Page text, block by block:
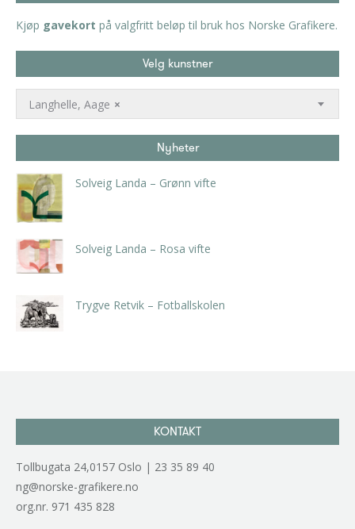
Kjøp gavekort på valgfritt beløp til bruk hos Norske Grafikere.
Velg kunstner
×
Langhelle, Aage
Nyheter
Solveig Landa – Grønn vifte
Solveig Landa – Rosa vifte
Trygve Retvik – Fotballskolen
KONTAKT
Tollbugata 24,0157 Oslo | 23 35 89 40
ng@norske-grafikere.no
org.nr. 971 435 828